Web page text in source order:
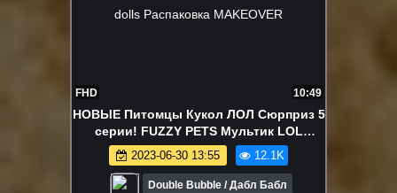
FHD 10:49
НОВЫЕ Питомцы Кукол ЛОЛ Сюрприз 5
серии! FUZZY PETS Мультик LOL
Surprise dolls Распаковка MAKEOVER
2023-06-30 13:55 12.1K
Double Bubble / Дабл Бабл